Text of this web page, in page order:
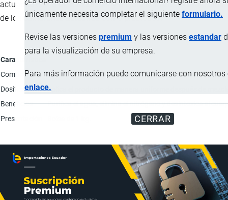
únicamente necesita completar el siguiente formulario.
Revise las versiones premium y las versiones estandar
para la visualización de su empresa.
Para más información puede comunicarse con nosotros
enlace.
CERRAR
actuando como bioremediador y mejora la microflora intestinal
de los camarones actuando como probiótico.
Característica
Composición
Bacillus subtilis 50%; Bacillus licheniformis 20%; Bacillus
Dosificación
Aplica el producto de manera uniforme después de
Beneficios
Purifica el agua, elimina el nitrógeno y desintoxica el
Presentación